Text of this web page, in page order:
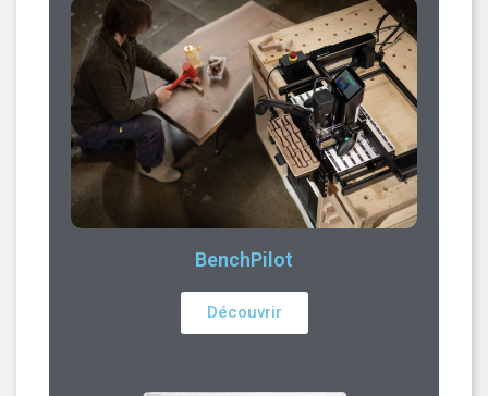
BenchPilot
Découvrir